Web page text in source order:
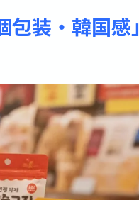
装・韓国感」